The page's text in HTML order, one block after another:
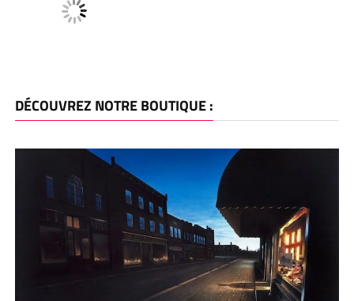
DÉCOUVREZ NOTRE BOUTIQUE :